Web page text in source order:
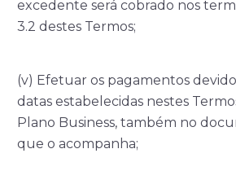
excedente será cobrado nos
3.2 destes Termos;
(v) Efetuar os pagamentos
datas estabelecidas nestes
Plano Business, também no
que o acompanha;